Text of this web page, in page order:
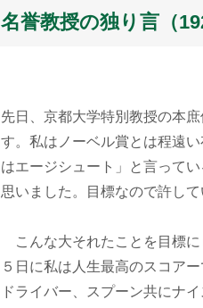
名誉教授の独り言（
先日、京都大学特別教授の本
す。私はノーベル賞とは程遠
はエージシュート」と言って
思いました。目標なので許し
こんな大それたことを目標に
５日に私は人生最高のスコア
ドライバー、スプーン共にナ